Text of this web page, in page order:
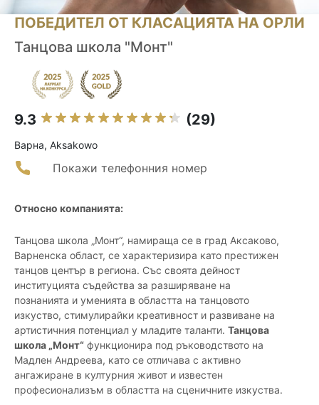
ПОБЕДИТЕЛ ОТ КЛАСАЦИЯТА НА ОРЛИ
Танцова школа "Монт"
9.3 (29)
Варна, Aksakowo
Покажи телефонния номер
Относно компанията:
Танцова школа „Монт“, намираща се в град Аксаково,
Варненска област, се характеризира като престижен
танцов център в региона. Със своята дейност
институцията съдейства за разширяване на
познанията и уменията в областта на танцовото
изкуство, стимулирайки креативност и развиване на
артистичния потенциал у младите таланти. Танцова
школа „Монт“ функционира под ръководството на
Мадлен Андреева, като се отличава с активно
ангажиране в културния живот и известен
професионализъм в областта на сценичните изкуства.